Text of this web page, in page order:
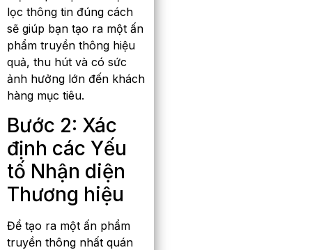
lọc thông tin đúng cách
sẽ giúp bạn tạo ra một ấn
phẩm truyền thông hiệu
quả, thu hút và có sức
ảnh hưởng lớn đến khách
hàng mục tiêu.
Bước 2: Xác
định các Yếu
tố Nhận diện
Thương hiệu
Để tạo ra một ấn phẩm
truyền thông nhất quán